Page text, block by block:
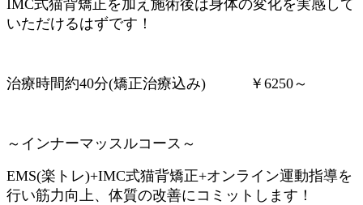
IMC式猫背矯正を加え施術後は身体の変化を実感して
いただけるはずです！
治療時間約40分(矯正治療込み) ￥6250～
～インナーマッスルコース～
EMS(楽トレ)+IMC式猫背矯正+オンライン運動指導を
行い筋力向上、体質の改善にコミットします！